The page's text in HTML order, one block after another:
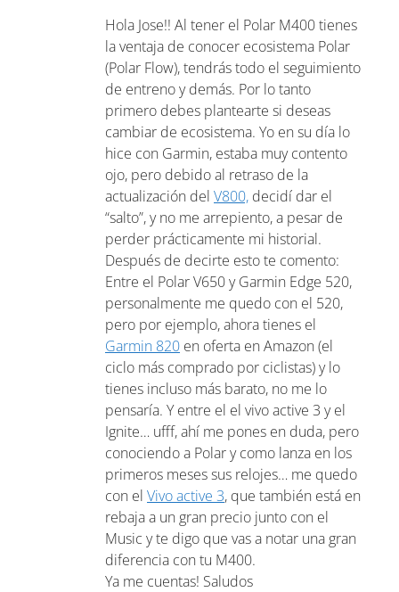
Hola Jose!! Al tener el Polar M400 tienes
la ventaja de conocer ecosistema Polar
(Polar Flow), tendrás todo el seguimiento
de entreno y demás. Por lo tanto
primero debes plantearte si deseas
cambiar de ecosistema. Yo en su día lo
hice con Garmin, estaba muy contento
ojo, pero debido al retraso de la
actualización del V800, decidí dar el
“salto”, y no me arrepiento, a pesar de
perder prácticamente mi historial.
Después de decirte esto te comento:
Entre el Polar V650 y Garmin Edge 520,
personalmente me quedo con el 520,
pero por ejemplo, ahora tienes el
Garmin 820 en oferta en Amazon (el
ciclo más comprado por ciclistas) y lo
tienes incluso más barato, no me lo
pensaría. Y entre el el vivo active 3 y el
Ignite… ufff, ahí me pones en duda, pero
conociendo a Polar y como lanza en los
primeros meses sus relojes… me quedo
con el Vivo active 3, que también está en
rebaja a un gran precio junto con el
Music y te digo que vas a notar una gran
diferencia con tu M400.
Ya me cuentas! Saludos